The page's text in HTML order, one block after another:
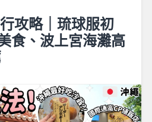
攻略｜琉球服初
食、波上宮海灘高